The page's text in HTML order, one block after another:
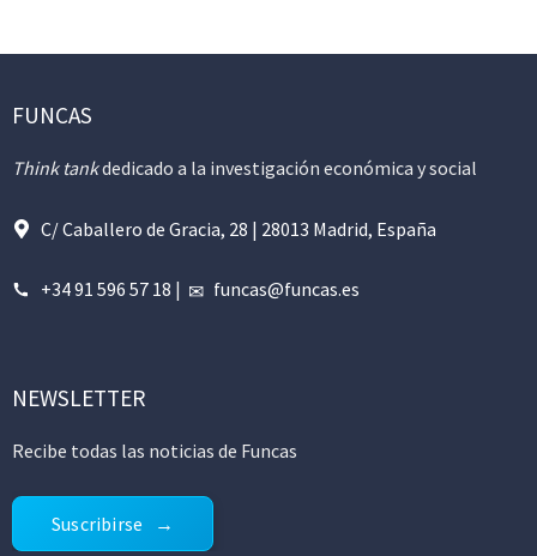
FUNCAS
Think tankdedicado a la investigación económica y social
C/ Caballero de Gracia, 28 | 28013 Madrid, España
+34 91 596 57 18 | funcas@funcas.es
NEWSLETTER
Recibe todas las noticias de Funcas
Suscribirse